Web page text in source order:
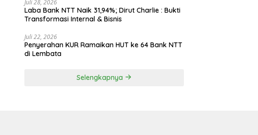
Juli 28, 2026
Laba Bank NTT Naik 31,94%; Dirut Charlie : Bukti
Transformasi Internal & Bisnis
Juli 22, 2026
Penyerahan KUR Ramaikan HUT ke 64 Bank NTT
di Lembata
Selengkapnya